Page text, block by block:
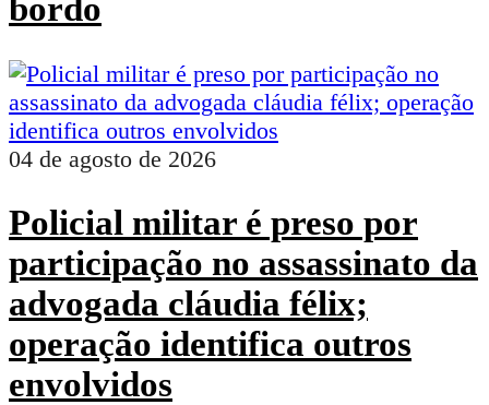
bordo
04 de agosto de 2026
Policial militar é preso por
participação no assassinato da
advogada cláudia félix;
operação identifica outros
envolvidos